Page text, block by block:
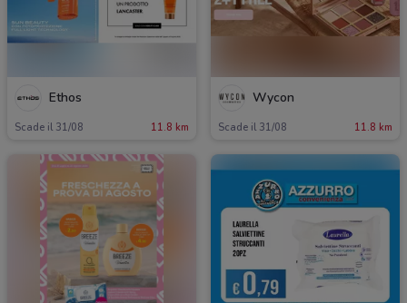
Ethos
Scade il 31/08 11.8 km
Wycon
Scade il 31/08 11.8 km